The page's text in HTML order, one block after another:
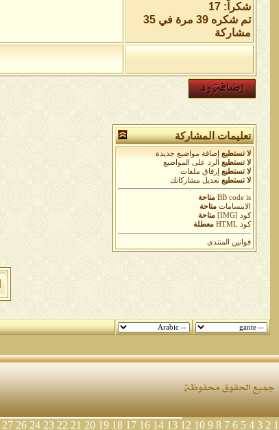
شكراً: 17
تم شكره 39 مرة في 35
مشاركة
تعليمات المشاركة
لا تستطيع
إضافة مواضيع جديدة
لا تستطيع
الرد على المواضيع
لا تستطيع
إرفاق ملفات
لا تستطيع تعديل مشاركاتك
BB codeis
متاحة
الابتسامات متاحة
كود [IMG]
متاحة
كود HTML
معطلة
قوانين المنتدى
1
2
3
4
5
6
7
8
9
10
12
13
14
16
17
18
19
20
21
22
23
24
26
27